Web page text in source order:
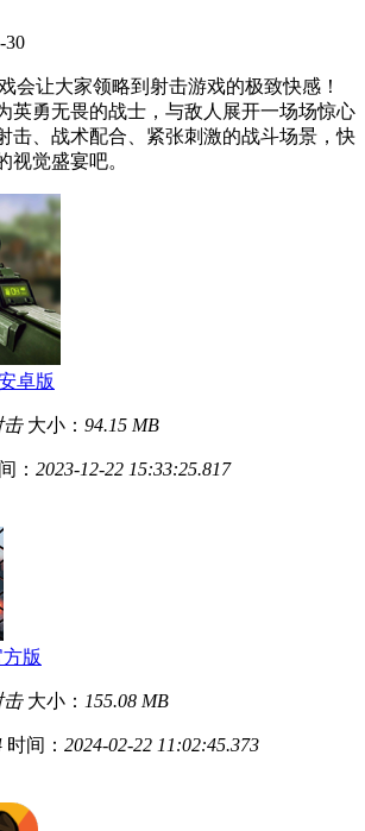
30
会让大家领略到射击游戏的极致快感！
英勇无畏的战士，与敌人展开一场场惊心
击、战术配合、紧张刺激的战斗场景，快
视觉盛宴吧。
卓版
击 大小： 94.15 MB
： 2023-12-22 15:33:25.817
版
击 大小： 155.08 MB
时间： 2024-02-22 11:02:45.373